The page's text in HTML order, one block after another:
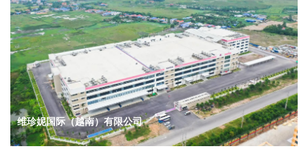
维珍妮国际（越南）有限公司